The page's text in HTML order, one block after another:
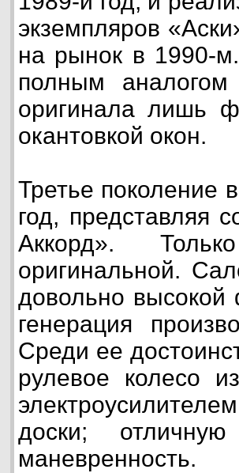
экземпляров
на рынок в 1990-
полным
оригинала лишь
окантовкой окон.
Третье поколение
год, представляя
Аккорд».
оригинальной.
довольно высокой
генерация
Среди ее
рулевое колесо
доски;
маневренность.